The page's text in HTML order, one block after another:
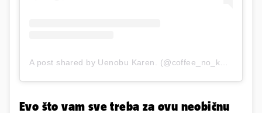
Evo što vam sve treba za ovu neobičnu